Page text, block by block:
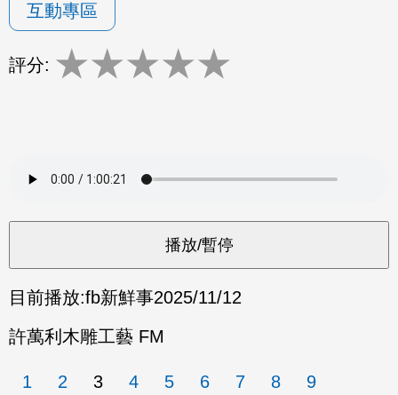
互動專區
評分: ★★★★★
目前播放:fb新鮮事2025/11/12
許萬利木雕工藝 FM
1 2 3 4 5 6 7 8 9